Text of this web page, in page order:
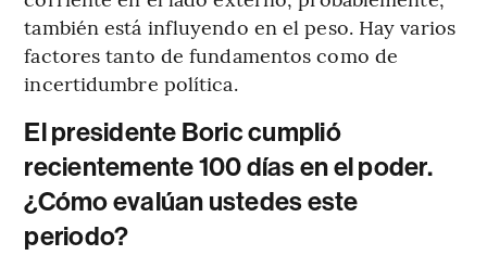
también está influyendo en el peso. Hay varios
factores tanto de fundamentos como de
incertidumbre política.
El presidente Boric cumplió
recientemente 100 días en el poder.
¿Cómo evalúan ustedes este
periodo?